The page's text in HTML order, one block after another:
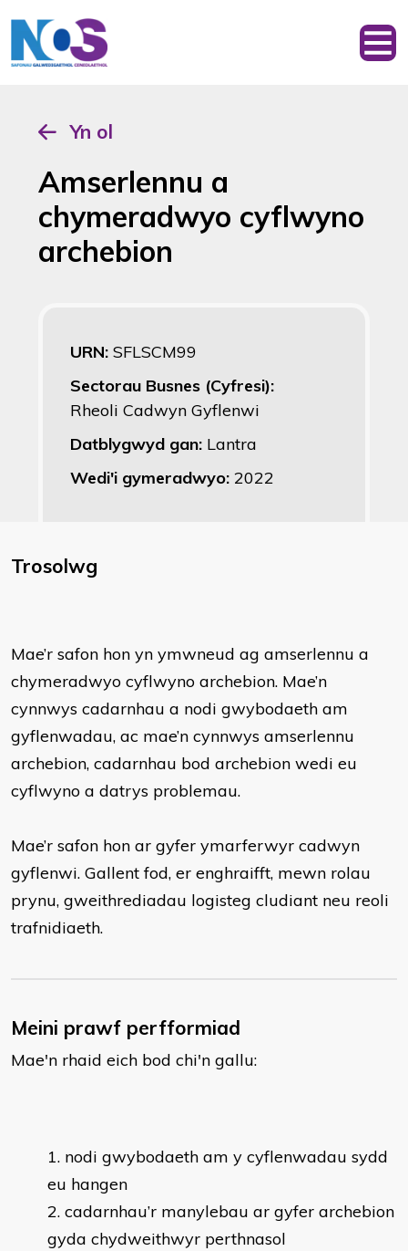
Yn ol
Amserlennu a
chymeradwyo cyflwyno
archebion
URN: SFLSCM99
Sectorau Busnes (Cyfresi):
Rheoli Cadwyn Gyflenwi
Datblygwyd gan: Lantra
Wedi'i gymeradwyo: 2022
Trosolwg
Mae’r safon hon yn ymwneud ag amserlennu a
chymeradwyo cyflwyno archebion. Mae’n
cynnwys cadarnhau a nodi gwybodaeth am
gyflenwadau, ac mae’n cynnwys amserlennu
archebion, cadarnhau bod archebion wedi eu
cyflwyno a datrys problemau.
Mae’r safon hon ar gyfer ymarferwyr cadwyn
gyflenwi. Gallent fod, er enghraifft, mewn rolau
prynu, gweithrediadau logisteg cludiant neu reoli
trafnidiaeth.
Meini prawf perfformiad
Mae'n rhaid eich bod chi'n gallu:
nodi gwybodaeth am y cyflenwadau sydd
eu hangen
cadarnhau’r manylebau ar gyfer archebion
gyda chydweithwyr perthnasol